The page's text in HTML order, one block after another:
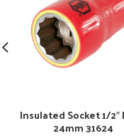
Insulated Socket 1/2″
24mm 31624